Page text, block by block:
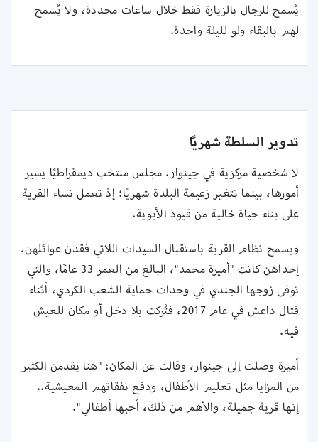
يُسمح للرجال بالزيارة فقط خلال ساعات محددة، ولا يُسمح
لهم بالبقاء ولو لليلة واحدة.‏
تدوير السلطة شهريًا
لا شخصية مركزية في جينوار. مجلس منتخب ديمقراطيًا يسير
أمورها، بينما تتغير زعيمة البلدة شهريًا؛ إذ تعمل نساء القرية
على بناء حياة خالية من قيود الأبوية.‏
ويسمح نظام القرية باستقبال السيدات اللاتي فقدن عوائلهن.
إحداهن كانت ‏‏"أميرة محمد"، البالغ من العمر 33 عامًا، والتي
توفى زوجها الجندي في وحدات حماية الشعب الكردي، أثناء
‏قتال داعش في عام 2017، فتُركت بلا دخل أو مكان للعيش
فيه.‏
أميرة وصلت إلى جينوار، وقالت عن المكان: "هنا يقدمن الكثير
من المزايا مثل تعليم الأطفال، ودفع ‏نفقاتهم المعيشية..
إنها قرية جميلة، والأهم من ذلك، أحبها أطفالي‎".‏